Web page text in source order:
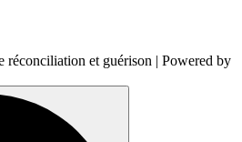
et guérison | Powered by